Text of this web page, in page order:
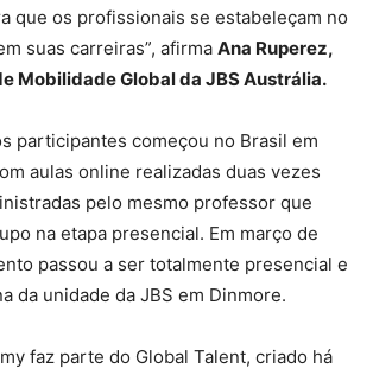
que os profissionais se estabeleçam no
suas carreiras”, afirma Ana Ruperez,
Mobilidade Global da JBS Austrália.
participantes começou no Brasil em
aulas online realizadas duas vezes
pelo mesmo professor que
na etapa presencial. Em março de
passou a ser totalmente presencial e
da unidade da JBS em Dinmore.
faz parte do Global Talent, criado há